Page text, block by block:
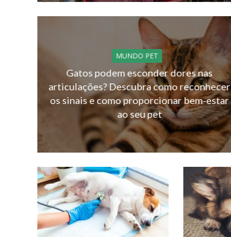
MUNDO PET
Gatos podem esconder dores nas
articulações? Descubra como reconhecer
os sinais e como proporcionar bem-estar
ao seu pet